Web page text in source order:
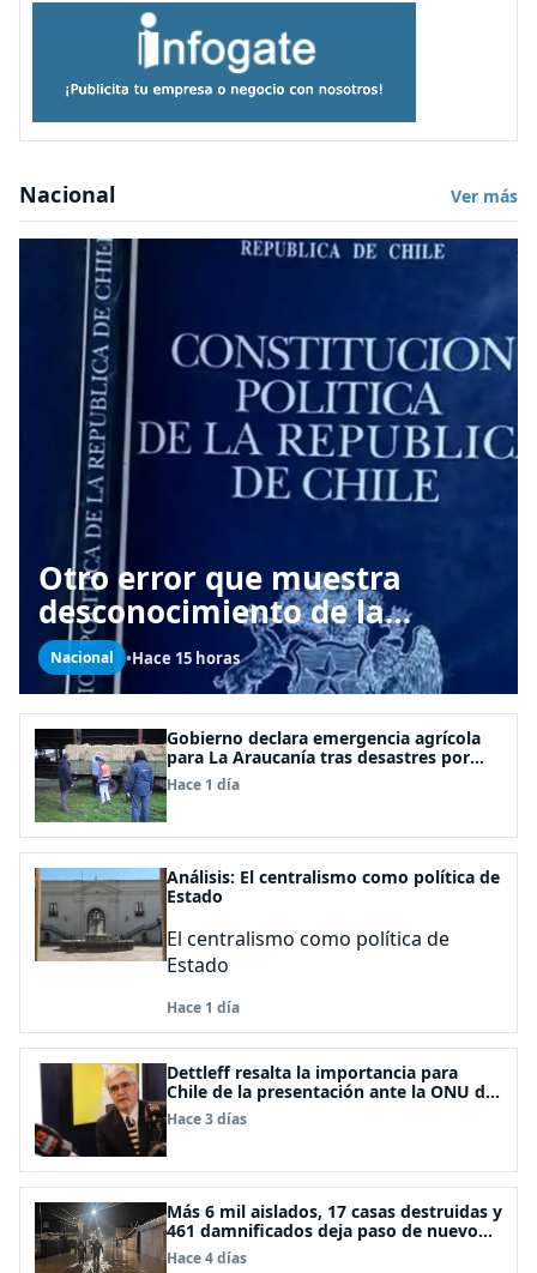
Nacional Ver más
Otro error que muestra
desconocimiento de la
Constitución: Artículo 1
consagra resguardar la
seguridad nacional y
proteger a los ciudadanos
Nacional •Hace 15 horas
Gobierno declara emergencia agrícola
para La Araucanía tras desastres por
pasos de sistemas frontales
Hace 1 día
Análisis: El centralismo como política de
Estado
El centralismo como política de
Estado
Hace 1 día
Dettleff resalta la importancia para
Chile de la presentación ante la ONU de
la Plataforma Continental Extendida del
Archipiélago Juan Fernández
Hace 3 días
Más 6 mil aislados, 17 casas destruidas y
461 damnificados deja paso de nuevo
sistema frontal
Hace 4 días